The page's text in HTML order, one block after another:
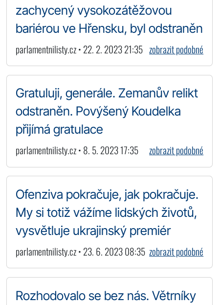
zachycený vysokozátěžovou
bariérou ve Hřensku, byl odstraněn
parlamentnilisty.cz • 22. 2. 2023 21:35 zobrazit podobné
Gratuluji, generále. Zemanův relikt
odstraněn. Povýšený Koudelka
přijímá gratulace
parlamentnilisty.cz • 8. 5. 2023 17:35 zobrazit podobné
Ofenziva pokračuje, jak pokračuje.
My si totiž vážíme lidských životů,
vysvětluje ukrajinský premiér
parlamentnilisty.cz • 23. 6. 2023 08:35 zobrazit podobné
Rozhodovalo se bez nás. Větrníky